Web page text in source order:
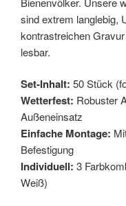
sind extrem langlebig,
kontrastreichen
lesbar.
Set-Inhalt: 50 Stück
Wetterfest: Robuster
Außeneinsatz
Einfache Montage:
Befestigung
Individuell: 3
Weiß)